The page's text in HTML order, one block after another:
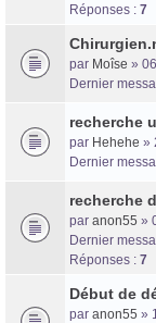
Réponses : 7
par Moîse »
Dernier
recherche
par Hehehe »
Dernier
recherche
par anon55 »
Dernier
Réponses : 7
Début de
par anon55 »